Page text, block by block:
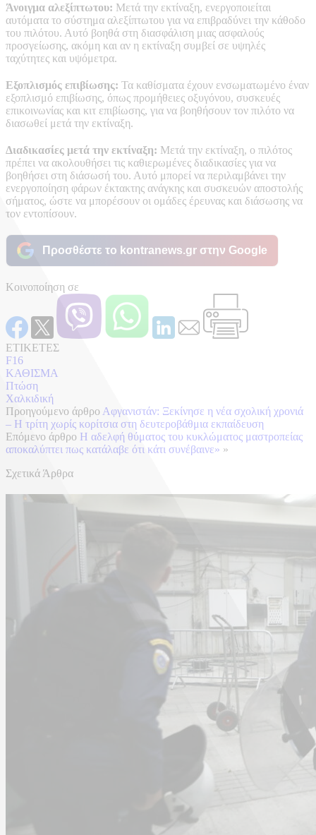
Άνοιγμα αλεξίπτωτου: Μετά την εκτίναξη, ενεργοποιείται
αυτόματα το σύστημα αλεξίπτωτου για να επιβραδύνει την κάθοδο
του πιλότου. Αυτό βοηθά στη διασφάλιση μιας ασφαλούς
προσγείωσης, ακόμη και αν η εκτίναξη συμβεί σε υψηλές
ταχύτητες και υψόμετρα.
Εξοπλισμός επιβίωσης: Τα καθίσματα έχουν ενσωματωμένο έναν
εξοπλισμό επιβίωσης, όπως προμήθειες οξυγόνου, συσκευές
επικοινωνίας και κιτ επιβίωσης, για να βοηθήσουν τον πιλότο να
διασωθεί μετά την εκτίναξη.
Διαδικασίες μετά την εκτίναξη: Μετά την εκτίναξη, ο πιλότος
πρέπει να ακολουθήσει τις καθιερωμένες διαδικασίες για να
βοηθήσει στη διάσωσή του. Αυτό μπορεί να περιλαμβάνει την
ενεργοποίηση φάρων έκτακτης ανάγκης και συσκευών αποστολής
σήματος, ώστε να μπορέσουν οι ομάδες έρευνας και διάσωσης να
τον εντοπίσουν.
Προσθέστε το kontranews.gr στην Google
Κοινοποίηση σε
ΕΤΙΚΕΤΕΣ
F16
ΚΑΘΙΣΜΑ
Πτώση
Χαλκιδική
Προηγούμενο άρθρο Αφγανιστάν: Ξεκίνησε η νέα σχολική χρονιά
– Η τρίτη χωρίς κορίτσια στη δευτεροβάθμια εκπαίδευση
Επόμενο άρθρο Η αδελφή θύματος του κυκλώματος μαστροπείας
αποκαλύπτει πως κατάλαβε ότι κάτι συνέβαινε» »
Σχετικά Άρθρα